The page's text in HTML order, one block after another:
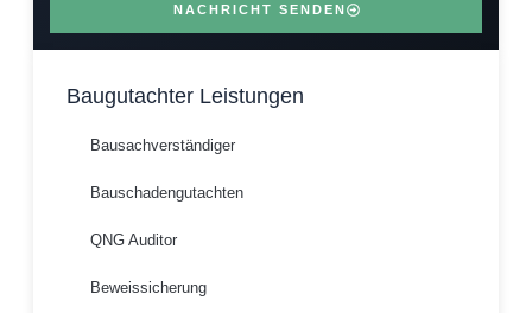
NACHRICHT SENDEN
Baugutachter Leistungen
Bausachverständiger
Bauschadengutachten
QNG Auditor
Beweissicherung